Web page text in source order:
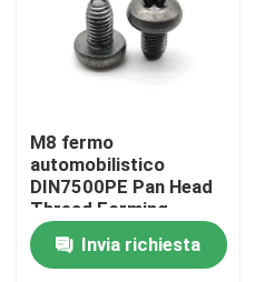
inossidabile
M8 fermo
automobilistico
DIN7500PE Pan Head
Thread Forming
Screw Torx
triangolareInvia richiesta